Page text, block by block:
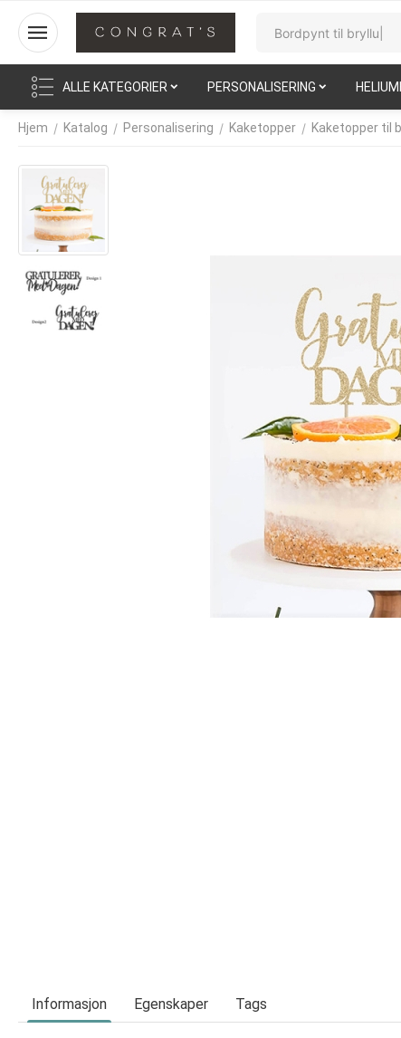
ALLE KATEGORIER PERSONALISERING
Hjem / Katalog / Personalisering / Kaketopper / Kaketopper til
Informasjon Egenskaper Tags